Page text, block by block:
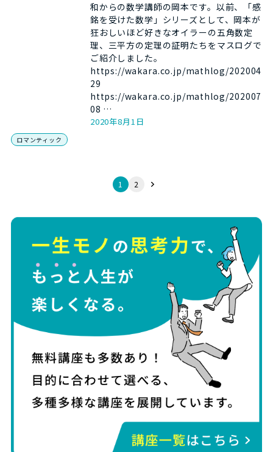
和からの数学講師の岡本です。以前、「感
銘を受けた数学」シリーズとして、岡本が
狂おしいほど好きなオイラーの五角数定
理、三平方の定理の証明たちをマスログで
ご紹介しました。
https://wakara.co.jp/mathlog/202004
29
https://wakara.co.jp/mathlog/202007
08 …
2020年8月1日
ロマンティック
1 2